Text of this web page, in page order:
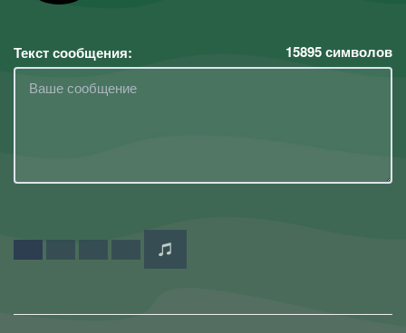
Текст сообщения: 15895символов